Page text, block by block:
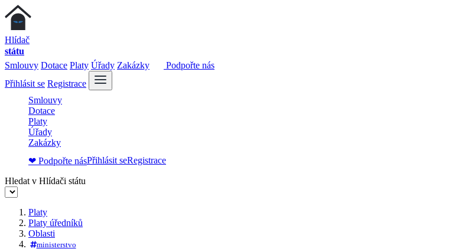
Hlídač
státu
Smlouvy Dotace Platy Úřady Zakázky
Podpořte nás
Přihlásit se Registrace
Smlouvy
Dotace
Platy
Úřady
Zakázky
❤ Podpořte násPřihlásit seRegistrace
Hledat v Hlídači státu
Platy
Platy úředníků
Oblasti
ministerstvo